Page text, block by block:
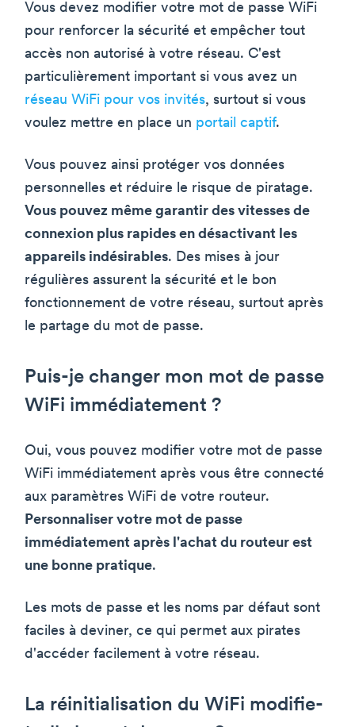
Vous devez modifier votre mot de passe WiFi
pour renforcer la sécurité et empêcher tout
accès non autorisé à votre réseau. C'est
particulièrement important si vous avez un
réseau WiFi pour vos invités, surtout si vous
voulez mettre en place un portail captif.
Vous pouvez ainsi protéger vos données
personnelles et réduire le risque de piratage.
Vous pouvez même garantir des vitesses de
connexion plus rapides en désactivant les
appareils indésirables. Des mises à jour
régulières assurent la sécurité et le bon
fonctionnement de votre réseau, surtout après
le partage du mot de passe.
Puis-je changer mon mot de passe
WiFi immédiatement ?
Oui, vous pouvez modifier votre mot de passe
WiFi immédiatement après vous être connecté
aux paramètres WiFi de votre routeur.
Personnaliser votre mot de passe
immédiatement après l'achat du routeur est
une bonne pratique.
Les mots de passe et les noms par défaut sont
faciles à deviner, ce qui permet aux pirates
d'accéder facilement à votre réseau.
La réinitialisation du WiFi modifie-